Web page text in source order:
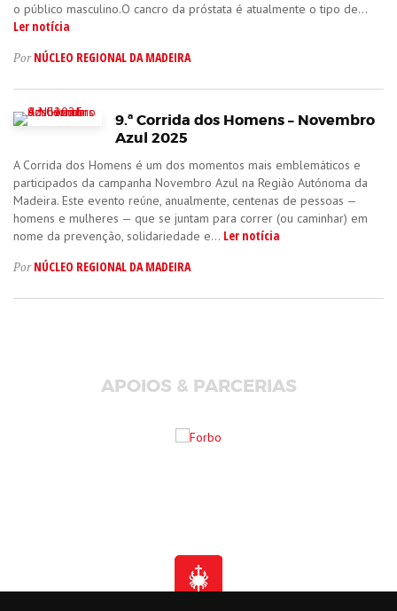
o público masculino.O cancro da próstata é atualmente o tipo de...
Ler notícia
PorNÚCLEO REGIONAL DA MADEIRA
9.ª Corrida dos Homens – Novembro
Azul 2025
A Corrida dos Homens é um dos momentos mais emblemáticos e
participados da campanha Novembro Azul na Região Autónoma da
Madeira. Este evento reúne, anualmente, centenas de pessoas —
homens e mulheres — que se juntam para correr (ou caminhar) em
nome da prevenção, solidariedade e... Ler notícia
PorNÚCLEO REGIONAL DA MADEIRA
APOIOS & PARCERIAS